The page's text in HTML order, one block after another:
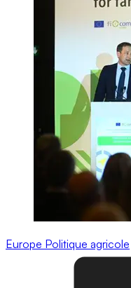
Europe Politique agricole